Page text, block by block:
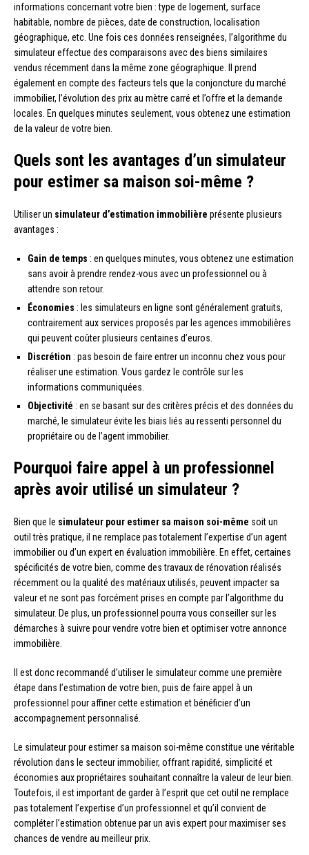
informations concernant votre bien : type de logement, surface
habitable, nombre de pièces, date de construction, localisation
géographique, etc. Une fois ces données renseignées, l’algorithme du
simulateur effectue des comparaisons avec des biens similaires
vendus récemment dans la même zone géographique. Il prend
également en compte des facteurs tels que la conjoncture du marché
immobilier, l’évolution des prix au mètre carré et l’offre et la demande
locales. En quelques minutes seulement, vous obtenez une estimation
de la valeur de votre bien.
Quels sont les avantages d’un simulateur
pour estimer sa maison soi-même ?
Utiliser un simulateur d’estimation immobilière présente plusieurs
avantages :
Gain de temps : en quelques minutes, vous obtenez une estimation
sans avoir à prendre rendez-vous avec un professionnel ou à
attendre son retour.
Économies : les simulateurs en ligne sont généralement gratuits,
contrairement aux services proposés par les agences immobilières
qui peuvent coûter plusieurs centaines d’euros.
Discrétion : pas besoin de faire entrer un inconnu chez vous pour
réaliser une estimation. Vous gardez le contrôle sur les
informations communiquées.
Objectivité : en se basant sur des critères précis et des données du
marché, le simulateur évite les biais liés au ressenti personnel du
propriétaire ou de l’agent immobilier.
Pourquoi faire appel à un professionnel
après avoir utilisé un simulateur ?
Bien que le simulateur pour estimer sa maison soi-même soit un
outil très pratique, il ne remplace pas totalement l’expertise d’un agent
immobilier ou d’un expert en évaluation immobilière. En effet, certaines
spécificités de votre bien, comme des travaux de rénovation réalisés
récemment ou la qualité des matériaux utilisés, peuvent impacter sa
valeur et ne sont pas forcément prises en compte par l’algorithme du
simulateur. De plus, un professionnel pourra vous conseiller sur les
démarches à suivre pour vendre votre bien et optimiser votre annonce
immobilière.
Il est donc recommandé d’utiliser le simulateur comme une première
étape dans l’estimation de votre bien, puis de faire appel à un
professionnel pour affiner cette estimation et bénéficier d’un
accompagnement personnalisé.
Le simulateur pour estimer sa maison soi-même constitue une véritable
révolution dans le secteur immobilier, offrant rapidité, simplicité et
économies aux propriétaires souhaitant connaître la valeur de leur bien.
Toutefois, il est important de garder à l’esprit que cet outil ne remplace
pas totalement l’expertise d’un professionnel et qu’il convient de
compléter l’estimation obtenue par un avis expert pour maximiser ses
chances de vendre au meilleur prix.